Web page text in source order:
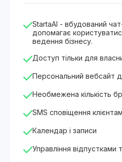
StartaAI - вбудований
допомагає
ведення бізнесу.
Доступ тільки для
Персональний вебсайт
Необмежена кількість
SMS сповіщення клієнтам
Календар і записи
Управління відпустками